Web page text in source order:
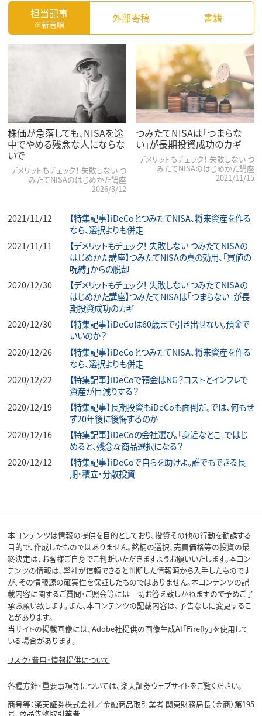
担当記事
※新着順 外部寄稿 書籍
株価が急落しても、NISAを途
中でやめる残念な人にならな
いで
デメリットもチェック！ 失敗しない つ
みたてNISAのはじめかた講座
2026/3/12
つみたてNISAは「つまらな
い」が長期投資成功のカギ
デメリットもチェック！ 失敗しない つ
みたてNISAのはじめかた講座
2021/11/15
2021/11/12
【特集記事】iDeCoとつみたてNISA、将来資産を作る
なら、選択よりも併走
2021/11/11
【デメリットもチェック！ 失敗しない つみたてNISAの
はじめかた講座】つみたてNISAの真の効用、「買値の
呪縛」からの脱却
2020/12/30
【デメリットもチェック！ 失敗しない つみたてNISAの
はじめかた講座】つみたてNISAは「つまらない」が長
期投資成功のカギ
2020/12/30
【特集記事】iDeCoは60歳まで引き出せない。預金で
いいのか？
2020/12/26
【特集記事】iDeCoとつみたてNISA、将来資産を作る
なら、選択よりも併走
2020/12/22
【特集記事】iDeCoで預金はNG？コストとインフレで
資産が目減りする？
2020/12/19
【特集記事】長期投資もiDeCoも面倒だ。では、何もせ
ず20年後に後悔するのか
2020/12/16
【特集記事】iDeCoの会社選び。「身近なとこ」ではじ
めると、残念な商品選択になる？
2020/12/12
【特集記事】iDeCoで自らを助けよ。誰でもできる長
期・積立・分散投資
本コンテンツは情報の提供を目的としており、投資その他の行動を勧誘する
目的で、作成したものではありません。銘柄の選択、売買価格等の投資の最
終決定は、お客様ご自身でご判断いただきますようお願いいたします。本コン
テンツの情報は、弊社が信頼できると判断した情報源から入手したものです
が、その情報源の確実性を保証したものではありません。本コンテンツの記
載内容に関するご質問・ご照会等には一切お答え致しかねますので予めご了
承お願い致します。また、本コンテンツの記載内容は、予告なしに変更するこ
とがあります。
当サイトの掲載画像には、Adobe社提供の画像生成AI「Firefly」を使用して
いる場合があります。
リスク・費用・情報提供について
各種方針・重要事項等については、楽天証券ウェブサイトをご覧ください。
商号等：楽天証券株式会社／金融商品取引業者 関東財務局長（金商）第195
号、商品先物取引業者